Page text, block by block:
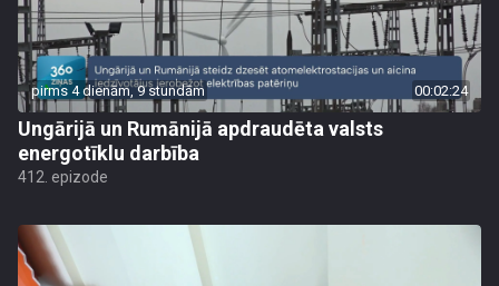
pirms 4 dienām, 9 stundām 00:02:24
Ungārijā un Rumānijā apdraudēta valsts
energotīklu darbība
412. epizode